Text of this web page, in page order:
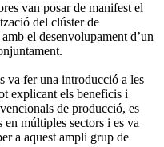
van posar de manifest el
del clúster de
el desenvolupament d’un
va fer una introducció a les
explicant els beneficis i
de producció, es
múltiples sectors i es va
a aquest ampli grup de